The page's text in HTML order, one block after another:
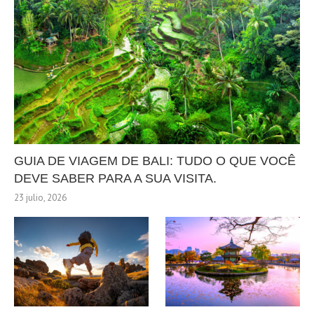
GUIA DE VIAGEM DE BALI: TUDO O QUE VOCÊ
DEVE SABER PARA A SUA VISITA.
23 julio, 2026